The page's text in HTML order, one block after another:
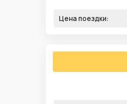
Цена поездки: